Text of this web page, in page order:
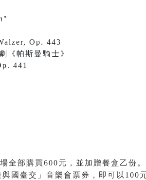
"
Op. 443
《帕斯曼騎士》
441
全部購買600元，並加贈餐盒乙份 。
與國臺交」音樂會票券，即可以100